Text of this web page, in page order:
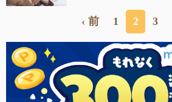
‹ 前 1 2 3